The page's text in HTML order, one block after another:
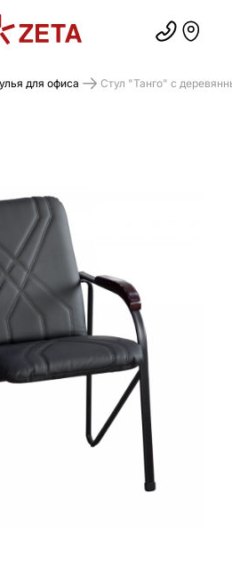
для офиса Стул "Танго" с